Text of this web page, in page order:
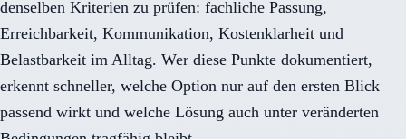
denselben Kriterien zu prüfen: fachliche Passung,
Erreichbarkeit, Kommunikation, Kostenklarheit und
Belastbarkeit im Alltag. Wer diese Punkte dokumentiert,
erkennt schneller, welche Option nur auf den ersten Blick
passend wirkt und welche Lösung auch unter veränderten